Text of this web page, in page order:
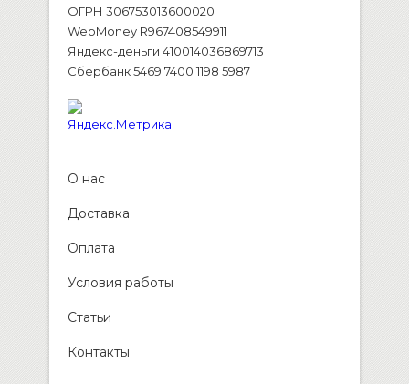
ОГРН 306753013600020
WebMoney R967408549911
Яндекс-деньги 410014036869713
Сбербанк 5469 7400 1198 5987
О нас
Доставка
Оплата
Условия работы
Статьи
Контакты